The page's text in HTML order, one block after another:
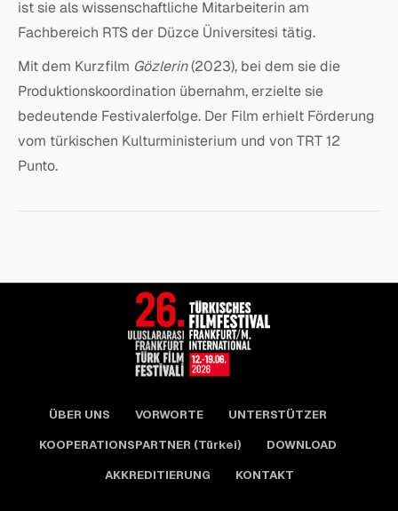
ist sie als wissenschaftliche Mitarbeiterin am
Fachbereich RTS der Düzce Üniversitesi tätig.
Mit dem Kurzfilm Gözlerin(2023), bei dem sie die
Produktionskoordination übernahm, erzielte sie
bedeutende Festivalerfolge. Der Film erhielt Förderung
vom türkischen Kulturministerium und von TRT 12
Punto.
ÜBER UNS VORWORTE
UNTERSTÜTZER
KOOPERATIONSPARTNER (Türkei)
DOWNLOAD
AKKREDITIERUNG
KONTAKT